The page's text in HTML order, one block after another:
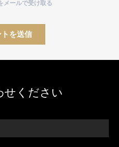
メールで受け取る
せください